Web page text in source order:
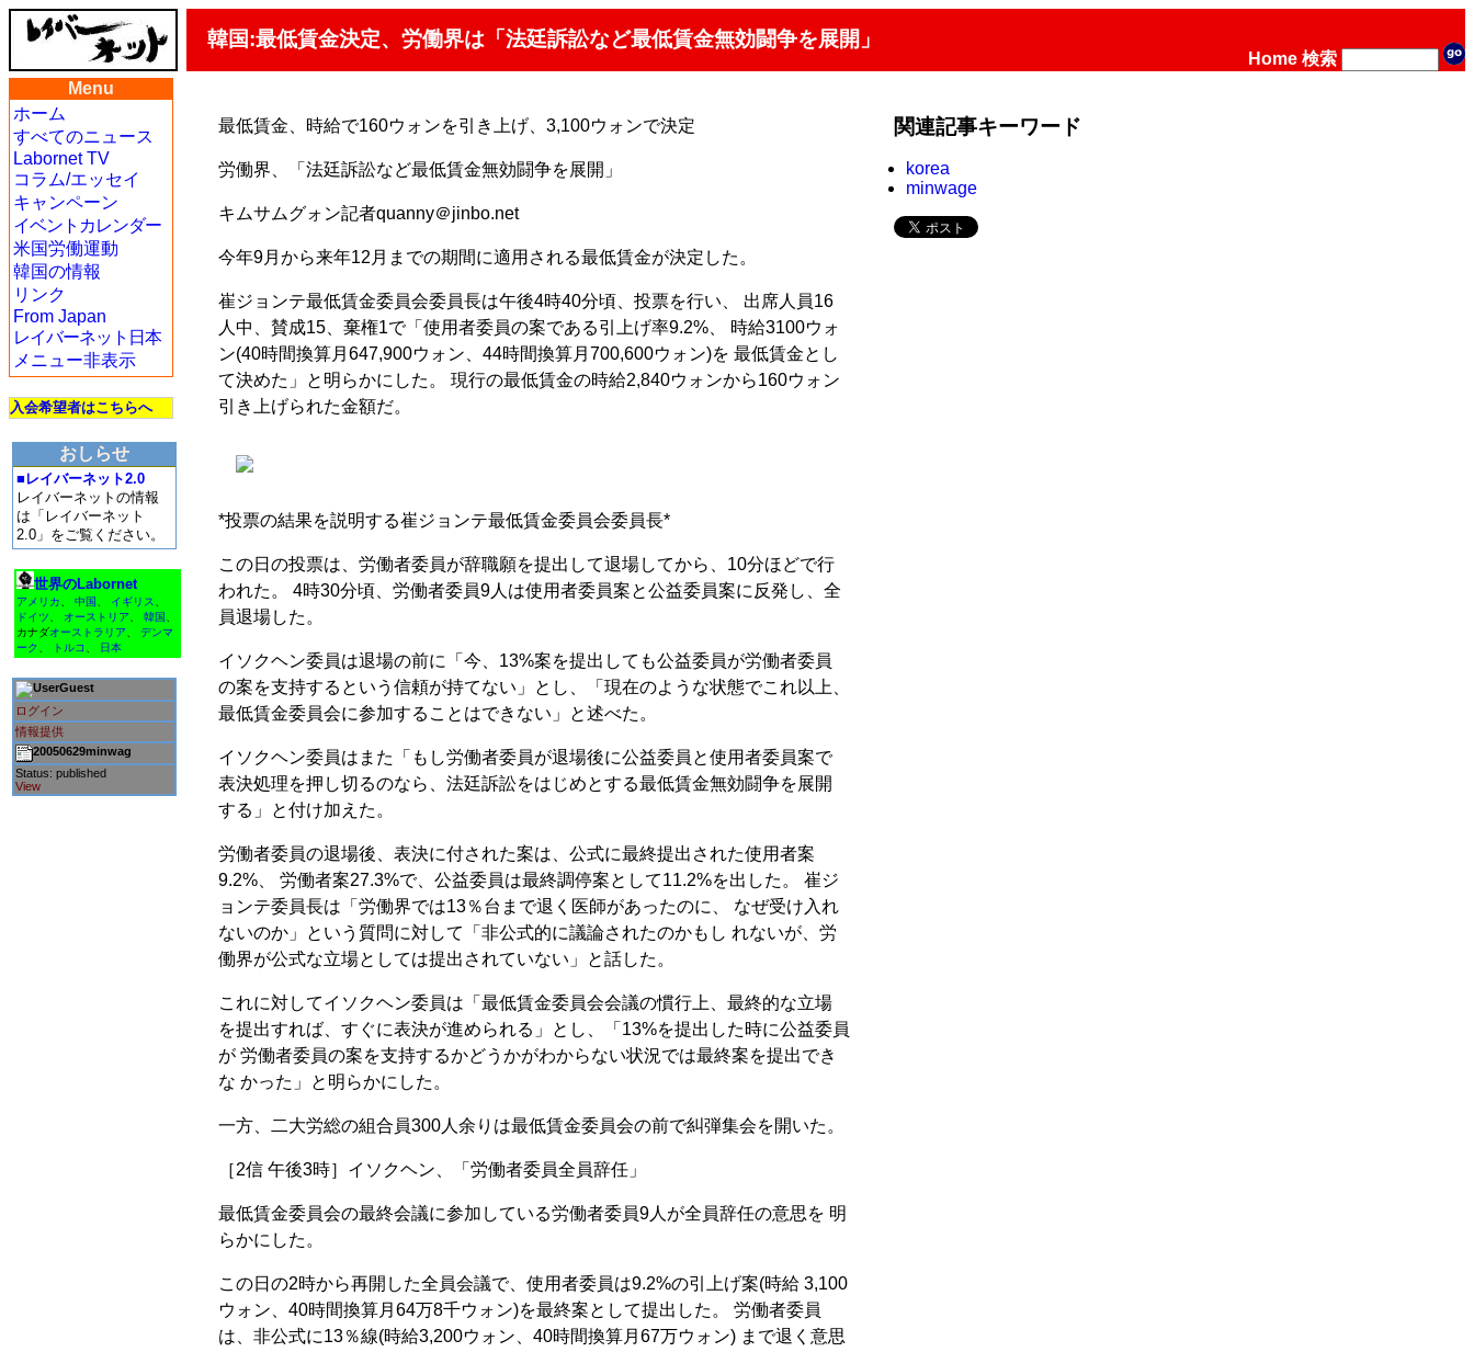
韓国:最低賃金決定、労働界は「法廷訴訟など最低賃金無効闘争を展開」
Home 検索
Menu
ホーム
すべてのニュース
Labornet TV
コラム/エッセイ
キャンペーン
イベントカレンダー
米国労働運動
韓国の情報
リンク
From Japan
レイバーネット日本
メニュー非表示
入会希望者はこちらへ
おしらせ
■レイバーネット2.0
レイバーネットの情報
は「レイバーネット
2.0」をご覧ください。
世界のLabornet
アメリカ 中国 イギリス
ドイツ
オーストリア 韓国
カナダオーストラリア
デンマ
ーク
トルコ 日本
Guest
ログイン
情報提供
20050629minwag
Status: published
View
最低賃金、時給で160ウォンを引き上げ、3,100ウォンで決定
労働界、「法廷訴訟など最低賃金無効闘争を展開」
キムサムグォン記者quanny＠jinbo.net
今年9月から来年12月までの期間に適用される最低賃金が決定した。
崔ジョンテ最低賃金委員会委員長は午後4時40分頃、投票を行い、 出席人員16
人中、賛成15、棄権1で「使用者委員の案である引上げ率9.2%、 時給3100ウォ
ン(40時間換算月647,900ウォン、44時間換算月700,600ウォン)を 最低賃金とし
て決めた」と明らかにした。 現行の最低賃金の時給2,840ウォンから160ウォン
引き上げられた金額だ。
*投票の結果を説明する崔ジョンテ最低賃金委員会委員長*
この日の投票は、労働者委員が辞職願を提出して退場してから、10分ほどで行
われた。 4時30分頃、労働者委員9人は使用者委員案と公益委員案に反発し、全
員退場した。
イソクヘン委員は退場の前に「今、13%案を提出しても公益委員が労働者委員
の案を支持するという信頼が持てない」とし、「現在のような状態でこれ以上、
最低賃金委員会に参加することはできない」と述べた。
イソクヘン委員はまた「もし労働者委員が退場後に公益委員と使用者委員案で
表決処理を押し切るのなら、法廷訴訟をはじめとする最低賃金無効闘争を展開
する」と付け加えた。
労働者委員の退場後、表決に付された案は、公式に最終提出された使用者案
9.2%、 労働者案27.3%で、公益委員は最終調停案として11.2%を出した。 崔ジ
ョンテ委員長は「労働界では13％台まで退く医師があったのに、 なぜ受け入れ
ないのか」という質問に対して「非公式的に議論されたのかもし れないが、労
働界が公式な立場としては提出されていない」と話した。
これに対してイソクヘン委員は「最低賃金委員会会議の慣行上、最終的な立場
を提出すれば、すぐに表決が進められる」とし、「13%を提出した時に公益委員
が 労働者委員の案を支持するかどうかがわからない状況では最終案を提出でき
な かった」と明らかにした。
一方、二大労総の組合員300人余りは最低賃金委員会の前で糾弾集会を開いた。
［2信 午後3時］イソクヘン、「労働者委員全員辞任」
最低賃金委員会の最終会議に参加している労働者委員9人が全員辞任の意思を 明
らかにした。
この日の2時から再開した全員会議で、使用者委員は9.2%の引上げ案(時給 3,100
ウォン、40時間換算月64万8千ウォン)を最終案として提出した。 労働者委員
は、非公式に13％線(時給3,200ウォン、40時間換算月67万ウォン) まで退く意思
関連記事キーワード
korea
minwage